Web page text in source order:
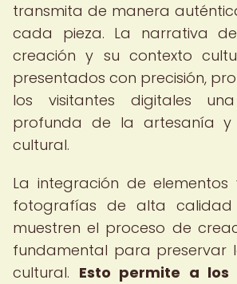
transmita de manera
cada pieza. La narrativa
creación y su contexto
presentados con precisión,
los visitantes digitales
profunda de la artesanía y
cultural.
La integración de elementos
fotografías de alta
muestren el proceso de
fundamental para preservar
cultural. Esto permite a los